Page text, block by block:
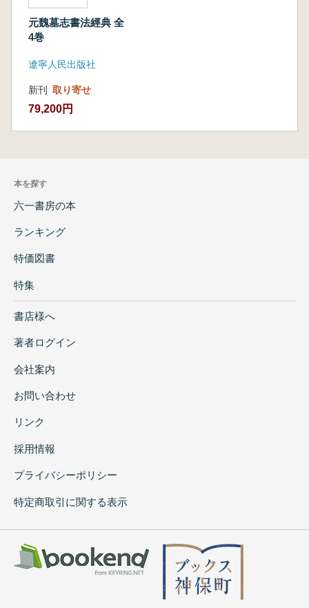
元魏墓志書法經典 全
4巻
遼寧人民出版社
新刊 取り寄せ
79,200円
本を探す
六一書房の本
ランキング
特価図書
特集
書店様へ
著者ログイン
会社案内
お問い合わせ
リンク
採用情報
プライバシーポリシー
特定商取引に関する表示